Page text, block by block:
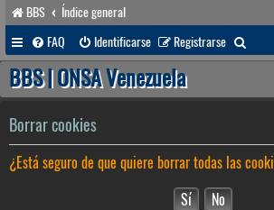
BBS
Índice general
FAQ
Identificarse Registrarse
u
a
r
BBS | ONSA Venezuela
Borrar cookies
¿Está seguro de que quiere borrar todas las